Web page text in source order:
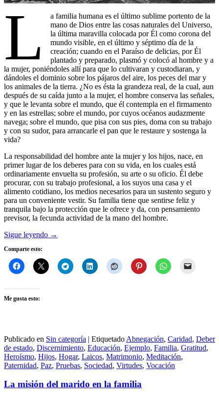
L
a familia humana es el último sublime portento de la
mano de Dios entre las cosas naturales del Universo,
la última maravilla colocada por Él como corona del
mundo visible, en el último y séptimo día de la
creación; cuando en el Paraíso de delicias, por Él
plantado y preparado, plasmó y colocó al hombre y a
la mujer, poniéndoles allí para que lo cultivaran y custodiaran, y
dándoles el dominio sobre los pájaros del aire, los peces del mar y
los animales de la tierra. ¿No es ésta la grandeza real, de la cual, aun
después de su caída junto a la mujer, el hombre conserva las señales,
y que le levanta sobre el mundo, que él contempla en el firmamento
y en las estrellas; sobre el mundo, por cuyos océanos audazmente
navega; sobre el mundo, que pisa con sus pies, doma con su trabajo
y con su sudor, para arrancarle el pan que le restaure y sostenga la
vida?
La responsabilidad del hombre ante la mujer y los hijos, nace, en
primer lugar de los deberes para con su vida, en los cuales está
ordinariamente envuelta su profesión, su arte o su oficio. Él debe
procurar, con su trabajo profesional, a los suyos una casa y el
alimento cotidiano, los medios necesarios para un sustento seguro y
para un conveniente vestir. Su familia tiene que sentirse feliz y
tranquila bajo la protección que le ofrece y da, con pensamiento
previsor, la fecunda actividad de la mano del hombre.
Sigue leyendo →
Comparte esto:
Me gusta esto:
Publicado en Sin categoría | Etiquetado Abnegación, Caridad, Deber
de estado, Discernimiento, Educación, Ejemplo, Familia, Gratitud,
Heroísmo, Hijos, Hogar, Laicos, Matrimonio, Meditación,
Paternidad, Paz, Pruebas, Sociedad, Virtudes, Vocación
La misión del marido en la familia